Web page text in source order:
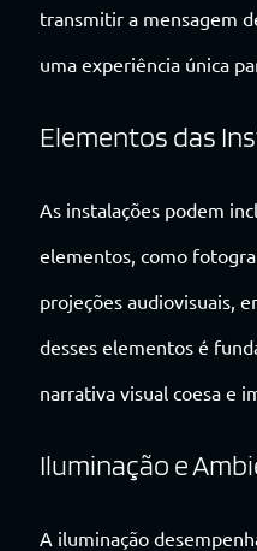
transmitir a mensagem
uma experiência única
Elementos das
As instalações podem
elementos, como
projeções audiovisuais,
desses elementos é
narrativa visual coesa e
Iluminação e
A iluminação